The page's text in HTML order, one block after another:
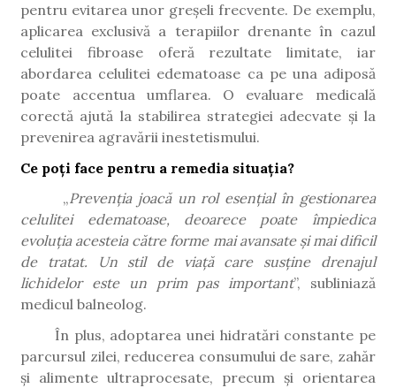
pentru evitarea unor greșeli frecvente. De exemplu,
aplicarea exclusivă a terapiilor drenante în cazul
celulitei fibroase oferă rezultate limitate, iar
abordarea celulitei edematoase ca pe una adiposă
poate accentua umflarea. O evaluare medicală
corectă ajută la stabilirea strategiei adecvate și la
prevenirea agravării inestetismului.
Ce poți face pentru a remedia situația?
„Prevenția joacă un rol esențial în gestionarea
celulitei edematoase, deoarece poate împiedica
evoluția acesteia către forme mai avansate și mai dificil
de tratat. Un stil de viață care susține drenajul
lichidelor este un prim pas important”, subliniază
medicul balneolog.
În plus, adoptarea unei hidratări constante pe
parcursul zilei, reducerea consumului de sare, zahăr
și alimente ultraprocesate, precum și orientarea